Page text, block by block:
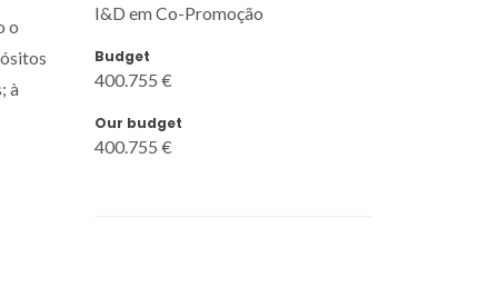
I&D em Co-Promoção
Budget
400.755 €
Our budget
400.755 €
o
à